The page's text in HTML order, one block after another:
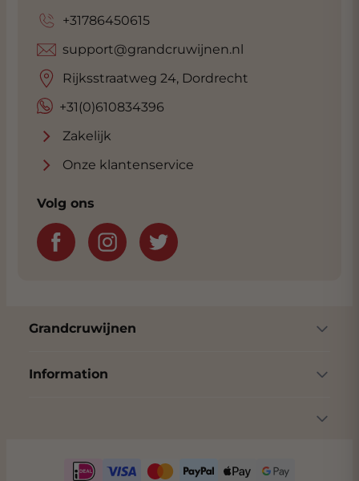
+31786450615
+31(0)610834396
support@grandcruwijnen.nl
Rijksstraatweg 24, Dordrecht
Zakelijk
Onze klantenservice
Volg ons
Grandcruwijnen
Information